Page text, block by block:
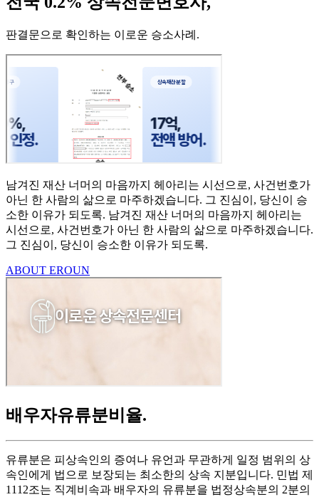
판결문으로 확인하는 이로운 승소사례 .
남겨진 재산 너머의 마음까지 헤아리는 시선으로, 사건번호가
아닌 한 사람의 삶으로 마주하겠습니다. 그 진심이, 당신이 승
소한 이유가 되도록. 남겨진 재산 너머의 마음까지 헤아리는
시선으로, 사건번호가 아닌 한 사람의 삶으로 마주하겠습니다.
그 진심이, 당신이 승소한 이유가 되도록.
ABOUT EROUN
배우자유류분비율.
유류분은 피상속인의 증여나 유언과 무관하게 일정 범위의 상
속인에게 법으로 보장되는 최소한의 상속 지분입니다. 민법 제
1112조는 직계비속과 배우자의 유류분을 법정상속분의 2분의